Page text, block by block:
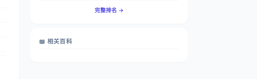
完整排名 →
📖 相关百科